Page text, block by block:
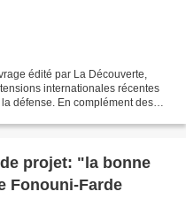
édité par La Découverte,
internationales récentes
défense. En complément des
projet: "la bonne
Fonouni-Farde